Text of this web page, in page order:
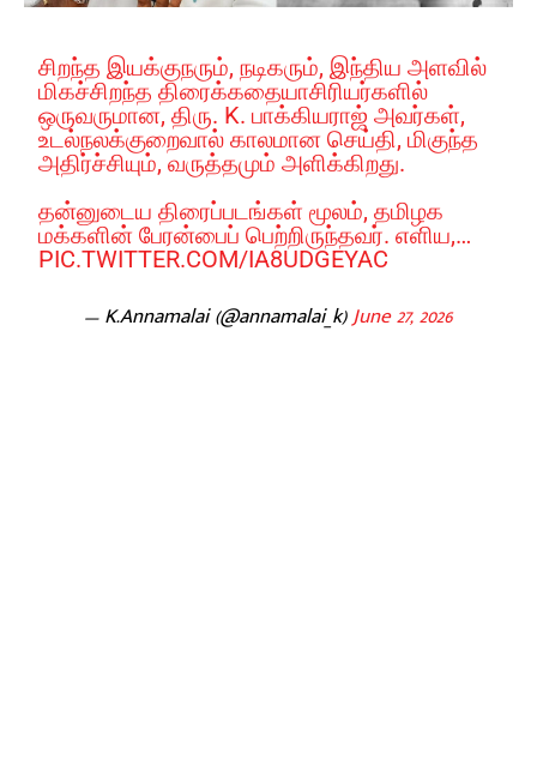
சிறந்த இயக்குநரும், நடிகரும், இந்திய அளவில்
மிகச்சிறந்த திரைக்கதையாசிரியர்களில்
ஒருவருமான, திரு. K. பாக்கியராஜ் அவர்கள்,
உடல்நலக்குறைவால் காலமான செய்தி, மிகுந்த
அதிர்ச்சியும், வருத்தமும் அளிக்கிறது.
தன்னுடைய திரைப்படங்கள் மூலம், தமிழக
மக்களின் பேரன்பைப் பெற்றிருந்தவர். எளிய,…
PIC.TWITTER.COM/IA8UDGEYAC
— K.Annamalai (@annamalai_k)June 27, 2026